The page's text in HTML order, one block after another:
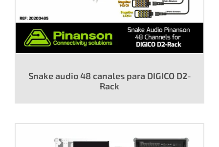
Snake audio 48 canales para DIGICO D2-
Rack